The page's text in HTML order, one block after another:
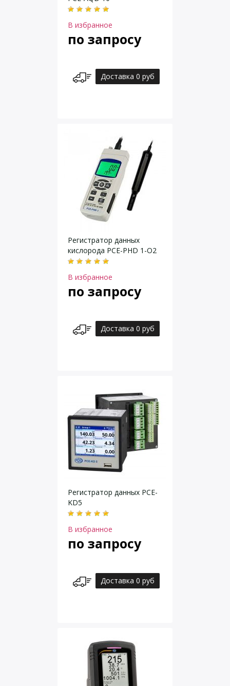
В избранное
по запросу
Доставка 0 руб
Регистратор данных
кислорода PCE-PHD 1-O2
В избранное
по запросу
Доставка 0 руб
Регистратор данных PCE-
KD5
В избранное
по запросу
Доставка 0 руб